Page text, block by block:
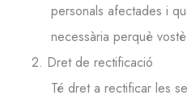
personals afectades i
necessària perquè
2. Dret de rectificació
Té dret a rectificar les